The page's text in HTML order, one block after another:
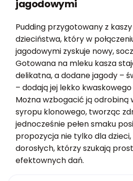
jagodowymi
Pudding przygotowany z
dzieciństwa, który w
jagodowymi zyskuje nowy,
Gotowana na mleku kasza
delikatna, a dodane jagody –
– dodają jej lekko kwaskowego
Można wzbogacić ją odrobiną
syropu klonowego, tworząc
jednocześnie pełen smaku
propozycja nie tylko dla dzieci,
dorosłych, którzy szukają
efektownych dań.